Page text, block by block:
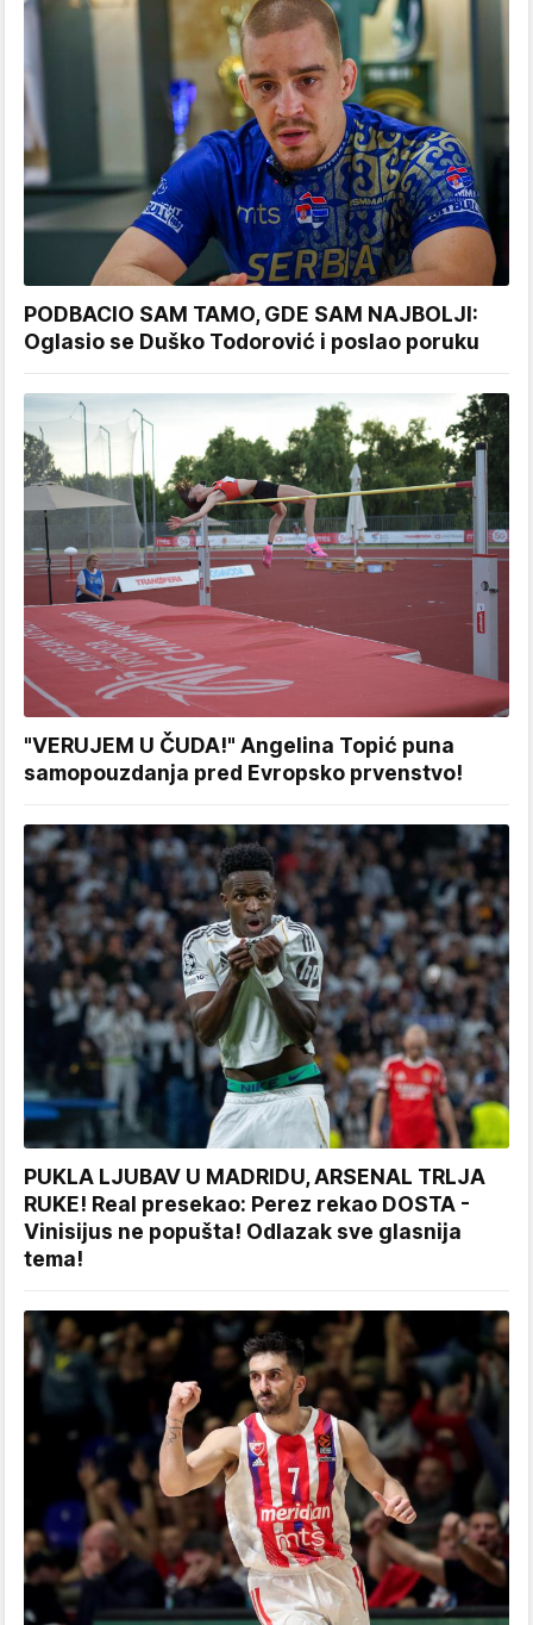
PODBACIO SAM TAMO, GDE SAM NAJBOLJI:
Oglasio se Duško Todorović i poslao poruku
"VERUJEM U ČUDA!" Angelina Topić puna
samopouzdanja pred Evropsko prvenstvo!
PUKLA LJUBAV U MADRIDU, ARSENAL TRLJA
RUKE! Real presekao: Perez rekao DOSTA -
Vinisijus ne popušta! Odlazak sve glasnija
tema!